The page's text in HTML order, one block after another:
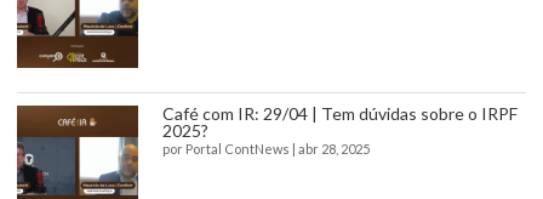
Café com IR: 29/04 | Tem dúvidas sobre o IRPF
2025?
por Portal ContNews | abr 28, 2025